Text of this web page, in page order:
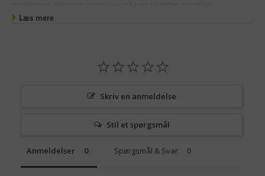
Læs mere
Skriv en anmeldelse
Stil et spørgsmål
Anmeldelser Spørgsmål & Svar